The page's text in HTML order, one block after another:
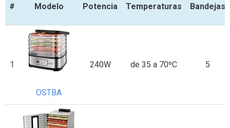
# Modelo Potencia Temperaturas Bandejas
1
OSTBA
240W de 35 a 70ºC 5